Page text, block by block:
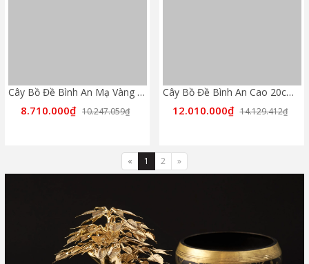
Cây Bồ Đề Bình An Mạ Vàng 24K Cao 12cm
8.710.000₫ 10.247.059₫
Cây Bồ Đề Bình An Cao 20cm - Full Rose
12.010.000₫ 14.129.412₫
« 1 2 »